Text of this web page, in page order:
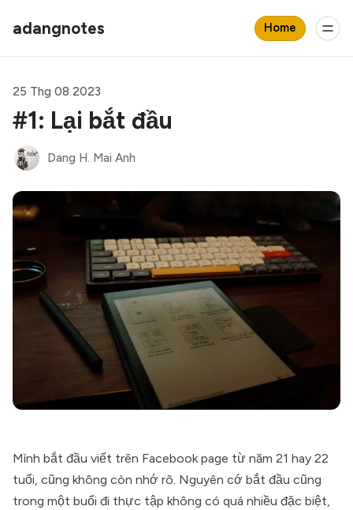
adangnotes Home
25 Thg 08 2023
#1: Lại bắt đầu
Dang H. Mai Anh
Mình bắt đầu viết trên Facebook page từ năm 21 hay 22
tuổi, cũng không còn nhớ rõ. Nguyên cớ bắt đầu cũng
trong một buổi đi thực tập không có quá nhiều đặc biệt,